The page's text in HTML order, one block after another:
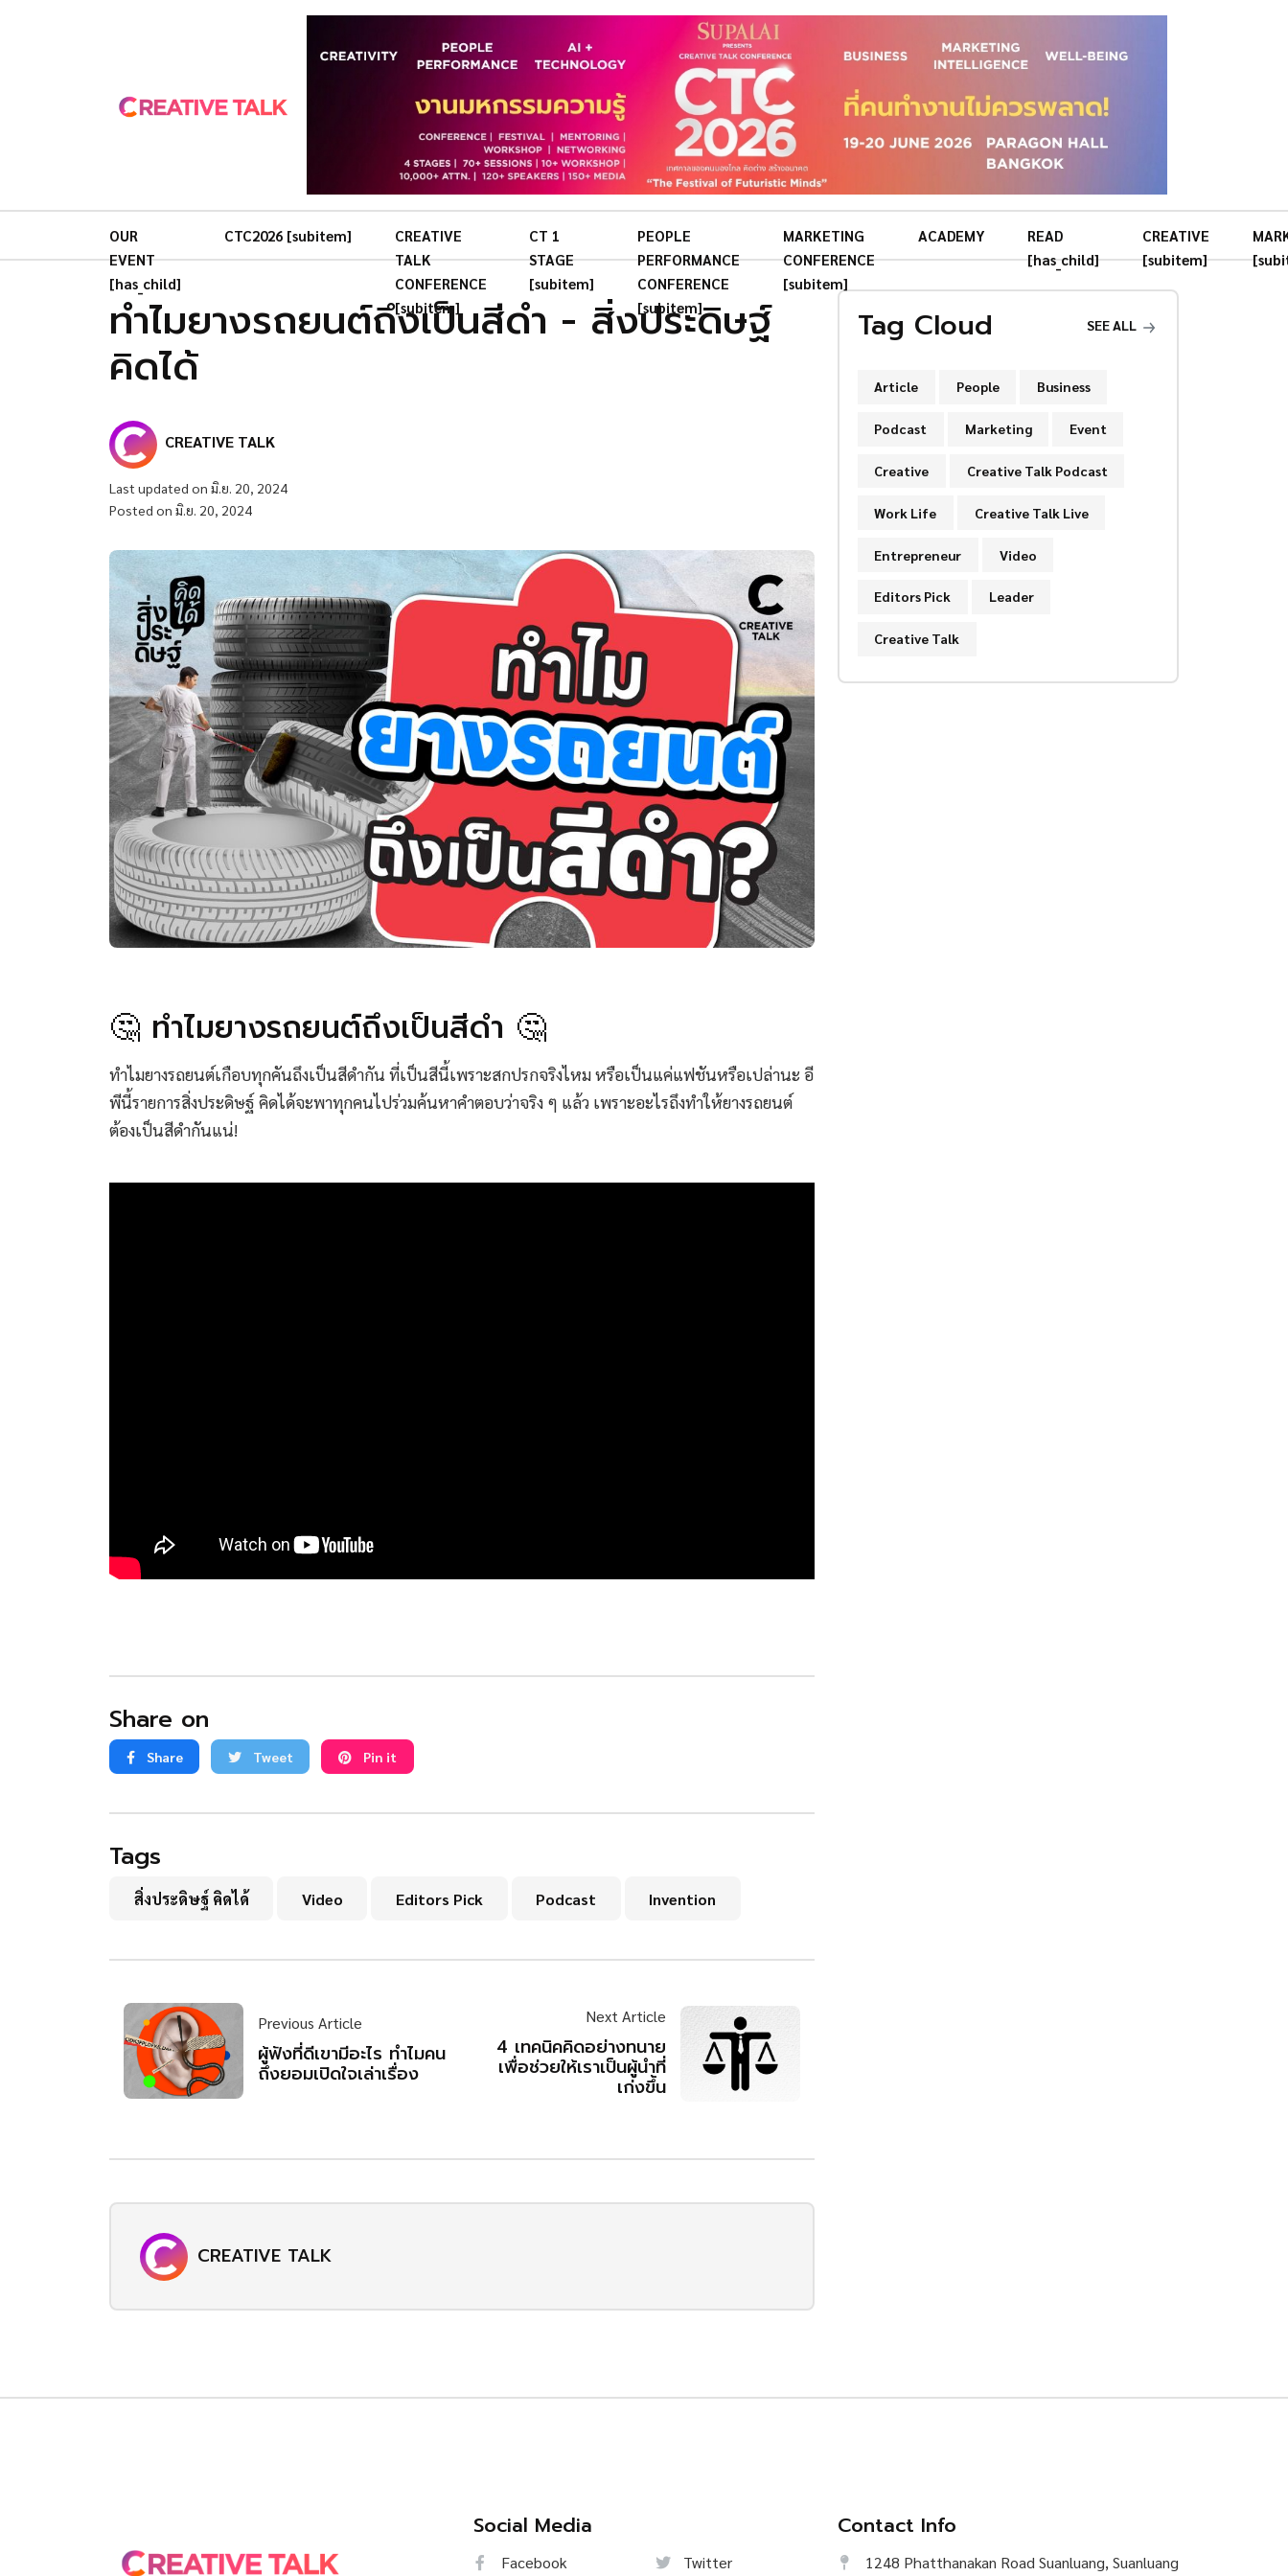
OUR
EVENT
[has_child]
CTC2026 [subitem]
CREATIVE
TALK
CONFERENCE
[subitem]
CT 1
STAGE
[subitem]
PEOPLE
PERFORMANCE
CONFERENCE
[subitem]
MARKETING
CONFERENCE
[subitem]
ACADEMY
READ
[has_child]
CREATIVE
[subitem]
ทำไมยางรถยนต์ถึงเป็นสีดำ - สิ่งประดิษฐ์
คิดได้
CREATIVE TALK
Last updated on มิ.ย. 20, 2024
Posted on มิ.ย. 20, 2024
🤔 ทำไมยางรถยนต์ถึงเป็นสีดำ 🤔
ทำไมยางรถยนต์เกือบทุกคันถึงเป็นสีดำกัน ที่เป็นสีนี้เพราะสกปรกจริงไหม หรือเป็นแค่แฟชันหรือเปล่านะ อี
พีนี้รายการสิ่งประดิษฐ์ คิดได้จะพาทุกคนไปร่วมค้นหาคำตอบว่าจริง ๆ แล้ว เพราะอะไรถึงทำให้ยางรถยนต์
ต้องเป็นสีดำกันแน่!
Share on
Share Tweet Pin it
Tags
สิ่งประดิษฐ์ คิดได้ Video Editors Pick Podcast Invention
Previous Article
ผู้ฟังที่ดีเขามีอะไร ทำไมคน
ถึงยอมเปิดใจเล่าเรื่อง
Next Article
4 เทคนิคคิดอย่างทนาย
เพื่อช่วยให้เราเป็นผู้นำที่
เก่งขึ้น
CREATIVE TALK
Tag Cloud SEE ALL
Article People Business
Podcast Marketing Event
Creative Creative Talk Podcast
Work Life Creative Talk Live
Entrepreneur Video
Editors Pick Leader
Creative Talk
Social Media
Facebook Twitter
Contact Info
1248 Phatthanakan Road Suanluang, Suanluang